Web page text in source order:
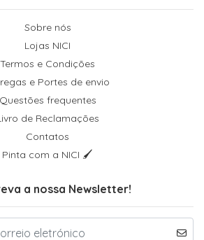
Sobre nós
Lojas NICI
Termos e Condições
e Portes de envio
Questões frequentes
de Reclamações
Contatos
Pinta com a NICI 🖌
a nossa Newsletter!